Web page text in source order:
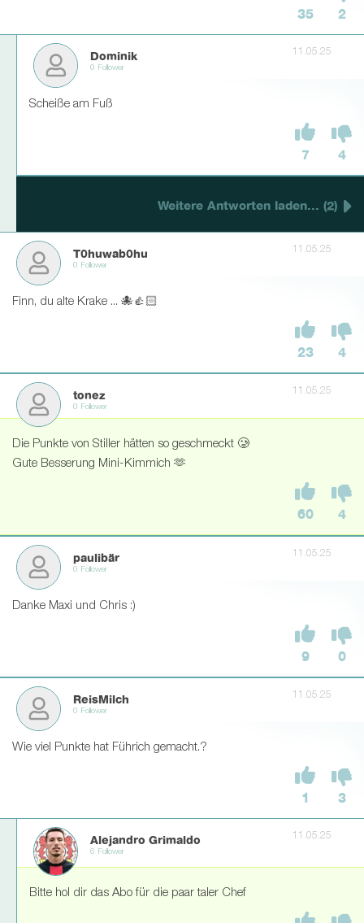
35 2
Dominik
0 Follower
11.05.25
Scheiße am Fuß
7 4
Weitere Antworten laden... (2)
T0huwab0hu
0 Follower
11.05.25
Finn, du alte Krake ... 🐙👍🏻
23 4
tonez
0 Follower
11.05.25
Die Punkte von Stiller hätten so geschmeckt 🥲
Gute Besserung Mini-Kimmich 🫶
60 4
paulibär
0 Follower
11.05.25
Danke Maxi und Chris :)
9 0
ReisMilch
0 Follower
11.05.25
Wie viel Punkte hat Führich gemacht.?
1 3
Alejandro Grimaldo
6 Follower
11.05.25
Bitte hol dir das Abo für die paar taler Chef